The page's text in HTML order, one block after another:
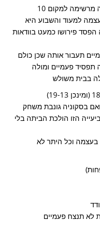
למעוד והשבוע היא
פירושו כמעט בוודאות
שתנצח ממקומות 11-14 פעמיים תעבור אותה שכן כולם
תפסיד פעמיים ומולה
לה בבית משולש
בסקוניה גונבת משחק
הזו הולכת הביתה בלי
בעצמה וכל היתר לא
לא תנצח פעמיים